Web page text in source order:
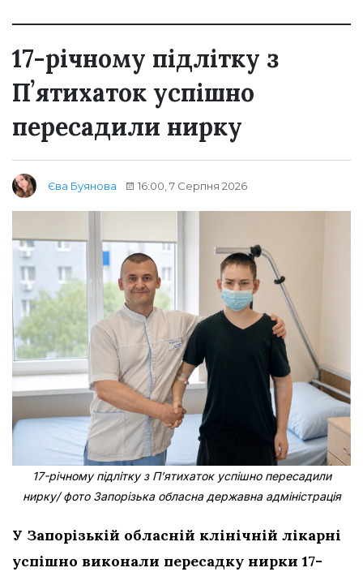
17-річному підлітку з
Пʼятихаток успішно
пересадили нирку
Єва Буянова 16:00, 7 Серпня 2026
17-річному підлітку з Пʼятихаток успішно пересадили
нирку/ фото Запорізька обласна державна адміністрація
У Запорізькій обласній клінічній лікарні
успішно виконали пересадку нирки 17-